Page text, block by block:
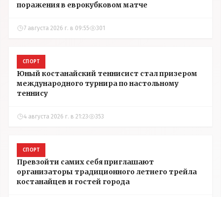
поражения в еврокубковом матче
7 августа 2026 г. в 09:55 301
СПОРТ
Юный костанайский теннисист стал призером
международного турнира по настольному
теннису
4 августа 2026 г. в 21:23 353
СПОРТ
Превзойти самих себя приглашают
организаторы традиционного летнего трейла
костанайцев и гостей города